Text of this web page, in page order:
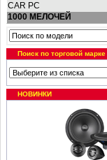
CAR PC
1000 МЕЛОЧЕЙ
Поиск по торговой марке
НОВИНКИ